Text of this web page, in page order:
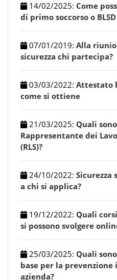
14/02/2025: Come
di primo soccorso o
07/01/2019: Alla
sicurezza chi partecipa?
03/03/2022: Attestato
come si ottiene
21/03/2025: Quali
Rappresentante dei
(RLS)?
24/10/2022: Sicurezza
a chi si applica?
19/12/2022: Quali
si possono svolgere
25/03/2025: Quali
base per la
azienda?